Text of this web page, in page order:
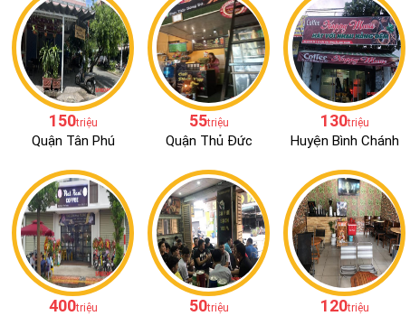
150triệu
Quận Tân Phú
55triệu
Quận Thủ Đức
130triệu
Huyện Bình Chánh
400triệu 50triệu 120triệu